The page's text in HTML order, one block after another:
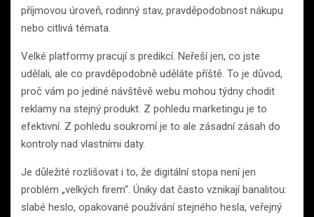
příjmovou úroveň, rodinný stav, pravděpodobnost nákupu
nebo citlivá témata.
Velké platformy pracují s predikcí. Neřeší jen, co jste
udělali, ale co pravděpodobně uděláte příště. To je důvod,
proč vám po jediné návštěvě webu mohou týdny chodit
reklamy na stejný produkt. Z pohledu marketingu je to
efektivní. Z pohledu soukromí je to ale zásadní zásah do
kontroly nad vlastními daty.
Je důležité rozlišovat i to, že digitální stopa není jen
problém „velkých firem“. Úniky dat často vznikají banalitou:
slabé heslo, opakované používání stejného hesla, veřejný